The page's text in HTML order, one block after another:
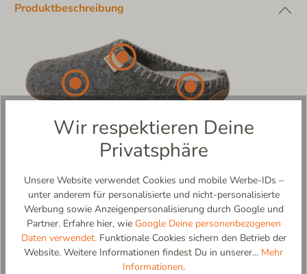
Produktbeschreibung
Wilder Kaiser – Tradition trifft Gemütlichkeit!
Ein Hausschuh mit Charakter! Der Wilder Kaiser Pantoffel vereint
alpinen Charme mit höchstem Komfort. Gefertigt aus 100 %
reiner Schurwolle, umhüllt er deine Füße mit natürlicher Wärme,
während das bequeme Fußbett für pure Entspannung sorgt.
Wir respektieren Deine
Privatsphäre
Unsere Website verwendet Cookies und mobile Werbe-IDs –
unter anderem für personalisierte und nicht-personalisierte
Werbung sowie Anzeigenpersonalisierung durch Google und
Partner. Erfahre hier, wie Google Deine personenbezogenen
Daten verwendet.Funktionale Cookies sichern den Betrieb der
Website. Weitere Informationen findest Du in unserer... Mehr
Informationen.